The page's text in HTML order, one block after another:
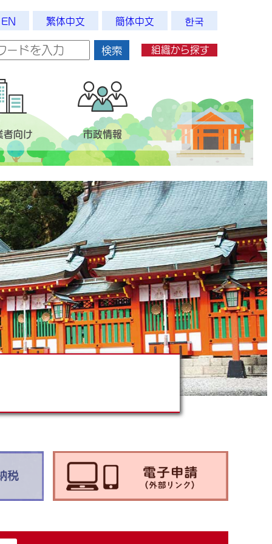
EN 繁体中文 簡体中文 한국
検索 組織から探す
者向け 市政情報